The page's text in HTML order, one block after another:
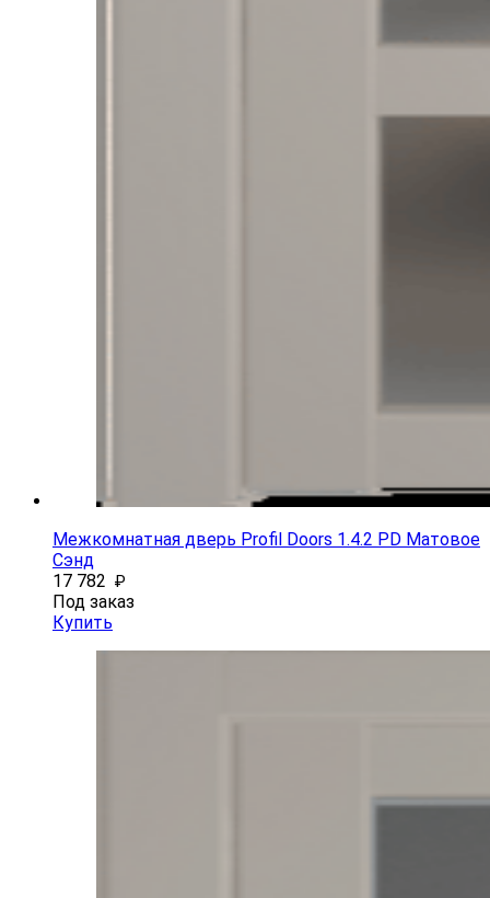
Межкомнатная дверь Profil Doors 1.4.2 PD Матовое
Сэнд
17 782 ₽
Под заказ
Купить